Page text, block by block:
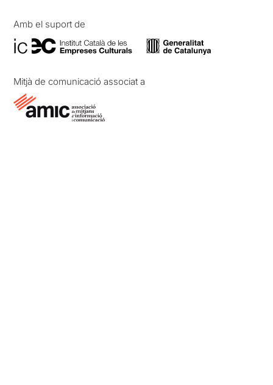
Amb el suport de
Mitjà de comunicació associat a